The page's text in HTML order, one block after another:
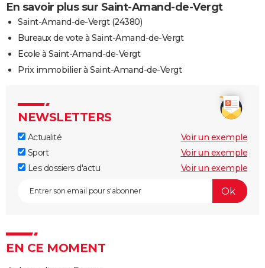
En savoir plus sur Saint-Amand-de-Vergt
Saint-Amand-de-Vergt (24380)
Bureaux de vote à Saint-Amand-de-Vergt
Ecole à Saint-Amand-de-Vergt
Prix immobilier à Saint-Amand-de-Vergt
NEWSLETTERS
Actualité
Voir un exemple
Sport
Voir un exemple
Les dossiers d'actu
Voir un exemple
EN CE MOMENT